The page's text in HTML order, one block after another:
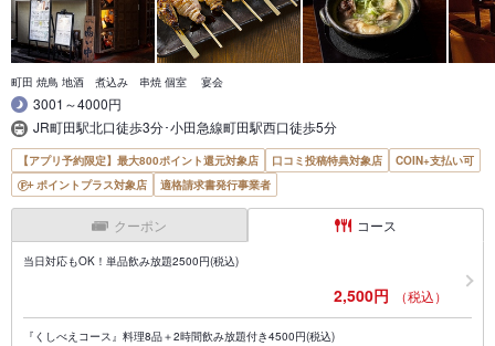
町田 焼鳥 地酒 煮込み 串焼 個室 宴会
3001～4000円
JR町田駅北口徒歩3分･小田急線町田駅西口徒歩5分
【アプリ予約限定】最大800ポイント還元対象店 口コミ投稿特典対象店
COIN+支払い可
ポイントプラス対象店
適格請求書発行事業者
クーポン コース
当日対応もOK！単品飲み放題2500円(税込)
2,500円 （税込）
『くしべえコース』料理8品＋2時間飲み放題付き4500円(税込)